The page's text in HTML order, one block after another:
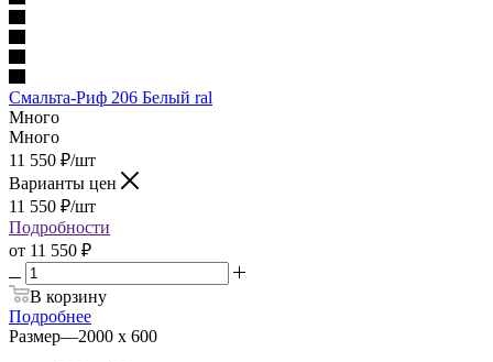
Смальта-Риф 206 Белый ral
Много
Много
11 550 ₽/шт
Варианты цен
11 550 ₽/шт
Подробности
от 11 550 ₽
В корзину
Подробнее
Размер—2000 х 600